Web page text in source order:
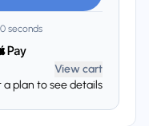
seconds.
View cart
a plan to see details.